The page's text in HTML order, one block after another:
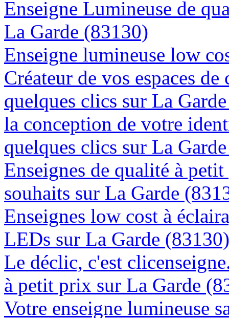
Enseigne Lumineuse de
La Garde (83130)
Enseigne lumineuse low
Créateur de vos espaces
quelques clics sur La
la conception de votre
quelques clics sur La
Enseignes de qualité à
souhaits sur La Garde
Enseignes low cost à
LEDs sur La Garde (83130)
Le déclic, c'est
à petit prix sur La Garde
Votre enseigne lumineuse